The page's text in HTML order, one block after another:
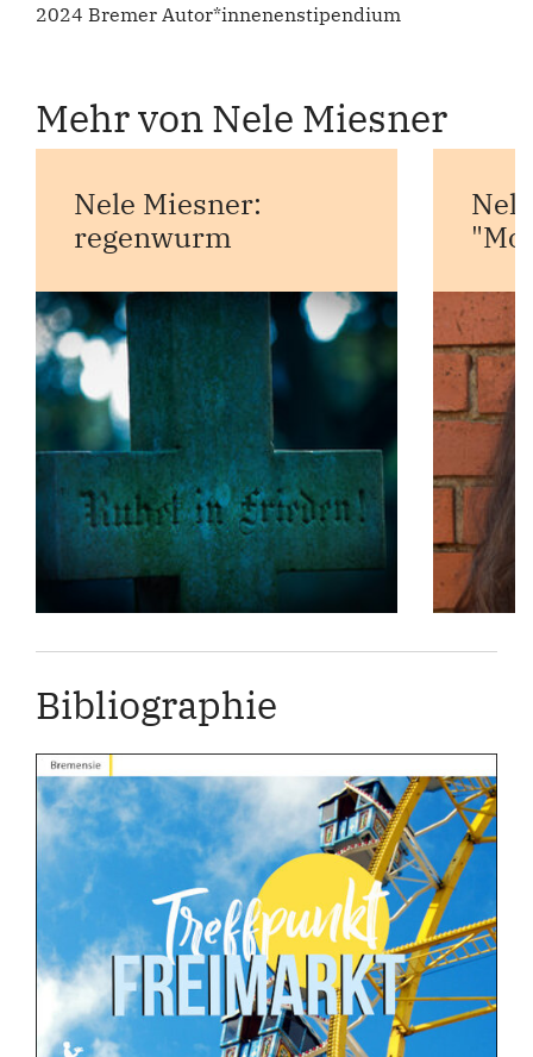
2024 Bremer Autor*innenenstipendium
Mehr von Nele Miesner
Nele Miesner:
regenwurm
Bibliographie